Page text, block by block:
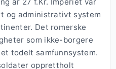
og administrativt system
Det romerske
som ikke-borgere
todelt samfunnsystem.
opprettholt